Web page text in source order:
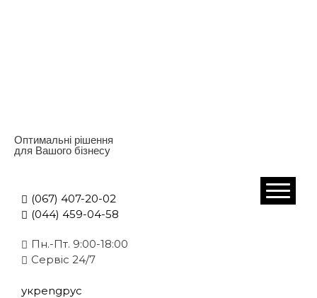
Оптимальні рішення
для Вашого бізнесу
(067) 407-20-02
(044) 459-04-58
Пн.-Пт. 9:00-18:00
Cервіс 24/7
укрengрус